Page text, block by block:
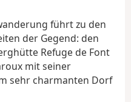
o
führt zu den
der Gegend: den
Refuge de Font
mit seiner
sehr charmanten Dorf